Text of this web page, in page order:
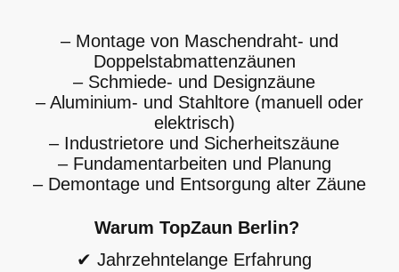
– Montage von Maschendraht- und
Doppelstabmattenzäunen
– Schmiede- und Designzäune
– Aluminium- und Stahltore (manuell oder
elektrisch)
– Industrietore und Sicherheitszäune
– Fundamentarbeiten und Planung
– Demontage und Entsorgung alter Zäune
Warum TopZaun Berlin?
✔ Jahrzehntelange Erfahrung